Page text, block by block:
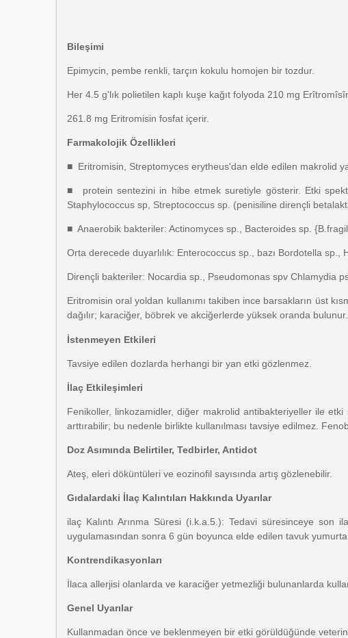
Bileşimi
Epimycin, pembe renkli, tarçın kokulu homojen bir tozdur.
Her 4.5 g'lık polietilen kaplı kuşe kağıt folyoda 210 mg
261.8 mg Eritromisin fosfat içerir.
Farmakolojik Özellikleri
■ Eritromisin, Streptomyces erytheus'dan elde edilen makrolid
■ protein sentezini in hibe etmek suretiyle gösterir. Etki
Staphylococcus sp, Streptococcus sp. (penisiline dirençli
■ Anaerobik bakteriler: Actinomyces sp., Bacteroides sp.
Orta derecede duyarlılık: Enterococcus sp., bazı Bordotella
Dirençli bakteriler: Nocardia sp., Pseudomonas spv Chlamydia
Eritromisin oral yoldan kullanımı takiben ince barsakların üst
dağılır; karaciğer, böbrek ve akciğerlerde yüksek oranda
İstenmeyen Etkileri
Tavsiye edilen dozlarda herhangi bir yan etki gözlenmez.
İlaç Etkileşimleri
Fenikoller, linkozamidler, diğer makrolid antibakteriyeller ile etki
arttırabilir; bu nedenle birlikte kullanılması tavsiye edilmez.
Doz Asımında Belirtiler, Tedbirler, Antidot
Ateş, eleri döküntüleri ve eozinofil sayısında artış gözlenebilir.
Gıdalardaki İlaç Kalıntıları Hakkında Uyarılar
ilaç Kalıntı Arınma Süresi (i.k.a.5.): Tedavi süresinceye
uygulamasından sonra 6 gün boyunca elde edilen tavuk
Kontrendikasyonları
İlaca allerjisi olanlarda ve karaciğer yetmezliği bulunanlarda
Genel Uyarılar
Kullanmadan önce ve beklenmeyen bir etki görüldüğünde